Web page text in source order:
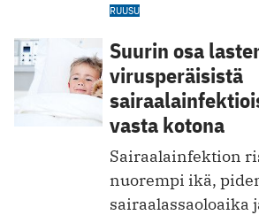
RUUSU
Suurin osa
virusperäisistä
vasta kotona
Sairaalainfektion
nuorempi ikä,
sairaalassaoloaika